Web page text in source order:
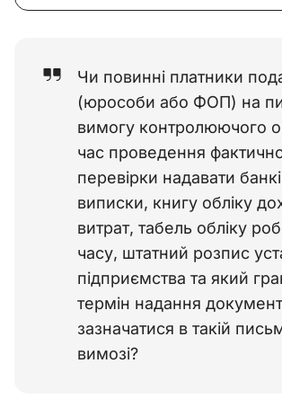
Чи повинні платники
(юрособи або ФОП) на
вимогу контролюючого
час проведення
перевірки надавати
виписки, книгу обліку
витрат, табель обліку
часу, штатний розпис
підприємства та який
термін надання
зазначатися в такій
вимозі?